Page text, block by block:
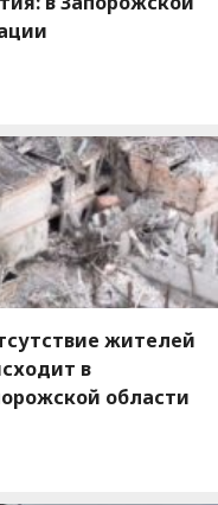
жителей
в
области